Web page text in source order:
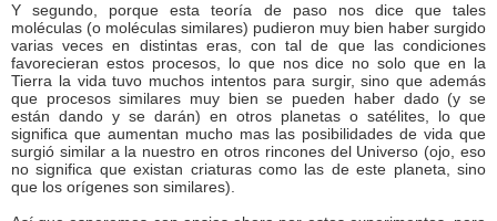
Y segundo, porque esta teoría de paso nos dice que tales
moléculas (o moléculas similares) pudieron muy bien haber surgido
varias veces en distintas eras, con tal de que las condiciones
favorecieran estos procesos, lo que nos dice no solo que en la
Tierra la vida tuvo muchos intentos para surgir, sino que además
que procesos similares muy bien se pueden haber dado (y se
están dando y se darán) en otros planetas o satélites, lo que
significa que aumentan mucho mas las posibilidades de vida que
surgió similar a la nuestro en otros rincones del Universo (ojo, eso
no significa que existan criaturas como las de este planeta, sino
que los orígenes son similares).